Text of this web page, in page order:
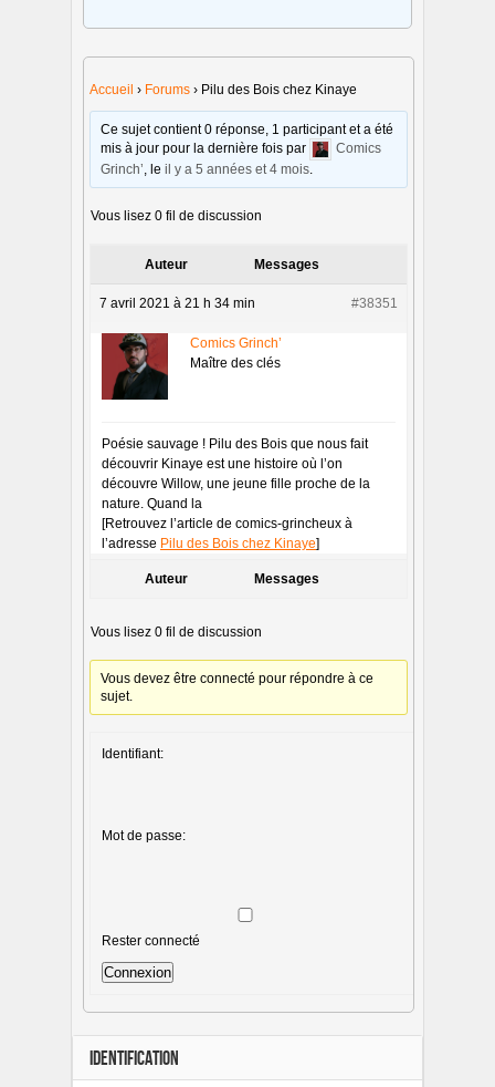
Accueil › Forums › Pilu des Bois chez Kinaye
Ce sujet contient 0 réponse, 1 participant et a été
mis à jour pour la dernière fois par
Comics
Grinch’ , leil y a 5 années et 4 mois
Vous lisez 0 fil de discussion
Auteur Messages
7 avril 2021 à 21 h 34 min #38351
Comics Grinch’
Maître des clés
Poésie sauvage ! Pilu des Bois que nous fait
découvrir Kinaye est une histoire où l’on
découvre Willow, une jeune fille proche de la
nature. Quand la
[Retrouvez l’article de comics-grincheux à
l’adresse Pilu des Bois chez Kinaye]
Auteur Messages
Vous lisez 0 fil de discussion
Vous devez être connecté pour répondre à ce
sujet.
Identifiant:
Mot de passe:
Rester connecté
Connexion
IDENTIFICATION